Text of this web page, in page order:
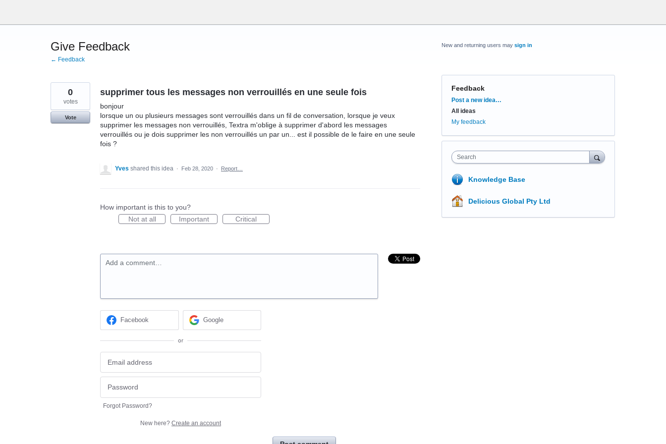
content
Give Feedback
← Feedback
supprimer tous les messages non verrouillés en une seule fois
bonjour
lorsque un ou plusieurs messages sont verrouillés dans un fil de conversation, lorsque je veux
supprimer les messages non verrouillés, Textra m'oblige à supprimer d'abord les messages
verrouillés ou je dois supprimer les non verrouillés un par un... est il possible de le faire en une seule
fois ?
0
votes
Vote
Yves shared this idea · Feb 28, 2020 · Report…
How important is this to you?
Not at all
Important Critical
Add a comment…
Facebook Google
or
Forgot Password?
New here? Create an account
New and returning users may sign in
Feedback
Categories
Post a new idea…
All ideas
My feedback
Search
Knowledge Base
Delicious Global Pty Ltd